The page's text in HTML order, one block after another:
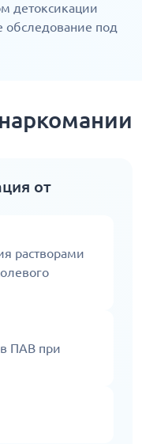
детоксикации
под
от
растворами
ПАВ при